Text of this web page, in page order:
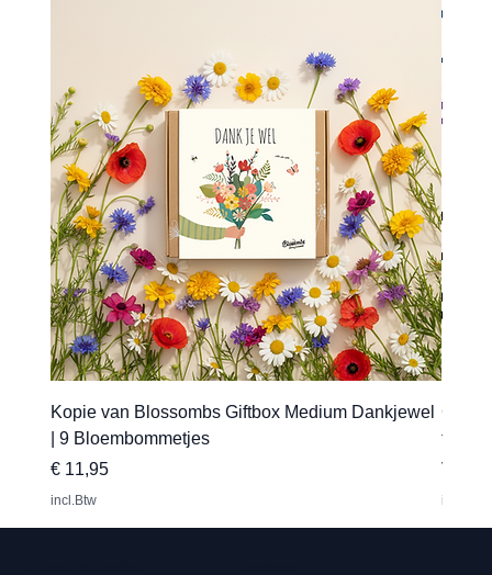
Kopie van Blossombs Giftbox Medium Dankjewel
| 9 Bloembommetjes
Prijs
€ 11,95
incl.Btw
Vanaf
incl.Btw